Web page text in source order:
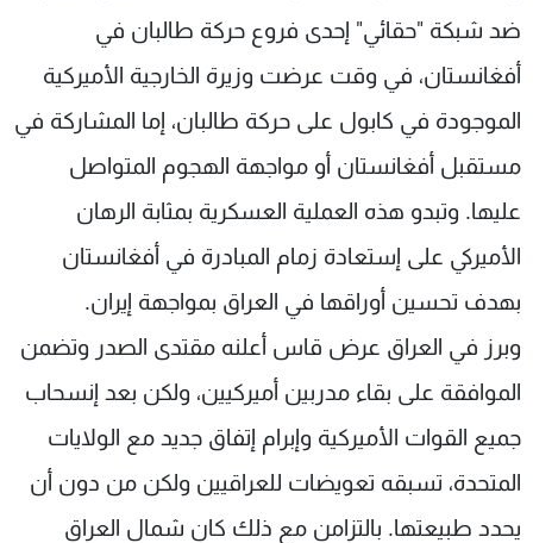
ضد شبكة "حقائي" إحدى فروع حركة طالبان في
أفغانستان، في وقت عرضت وزيرة الخارجية الأميركية
الموجودة في كابول على حركة طالبان، إما المشاركة في
مستقبل أفغانستان أو مواجهة الهجوم المتواصل
عليها. وتبدو هذه العملية العسكرية بمثابة الرهان
الأميركي على إستعادة زمام المبادرة في أفغانستان
بهدف تحسين أوراقها في العراق بمواجهة إيران.
وبرز في العراق عرض قاس أعلنه مقتدى الصدر وتضمن
الموافقة على بقاء مدربين أميركيين، ولكن بعد إنسحاب
جميع القوات الأميركية وإبرام إتفاق جديد مع الولايات
المتحدة، تسبقه تعويضات للعراقيين ولكن من دون أن
يحدد طبيعتها. بالتزامن مع ذلك كان شمال العراق